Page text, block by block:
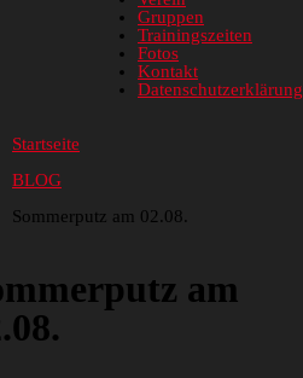
Gruppen
Trainingszeiten
Fotos
Kontakt
Datenschutzerklärung
Startseite
BLOG
Sommerputz am 02.08.
am